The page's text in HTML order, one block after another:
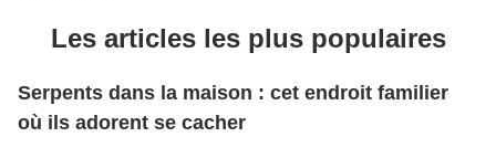
Les articles les plus populaires
Serpents dans la maison : cet endroit familier
où ils adorent se cacher